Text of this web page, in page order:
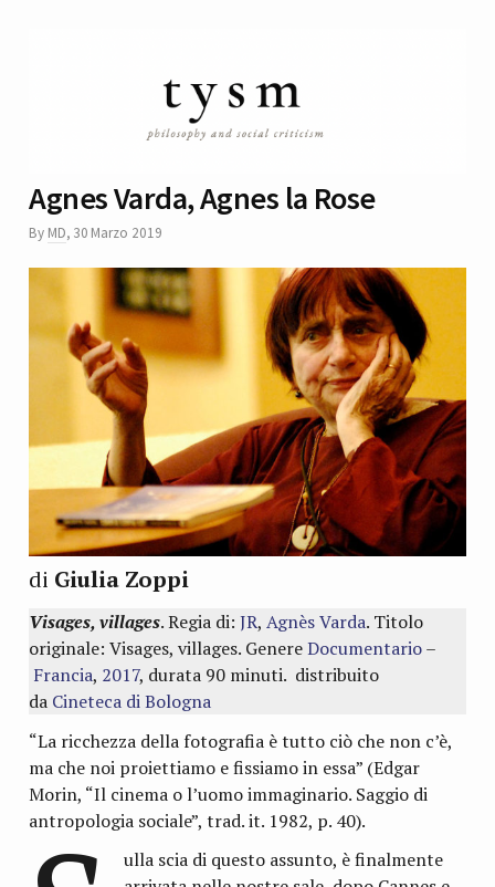
Agnes Varda, Agnes la Rose
By MD, 30 Marzo 2019
di Giulia Zoppi
Visages, villages. Regia di:JR,Agnès Varda. Titolo
originale: Visages, villages. GenereDocumentario–
Francia, 2017, durata 90 minuti. distribuito
da Cineteca di Bologna
“La ricchezza della fotografia è tutto ciò che non c’è,
ma che noi proiettiamo e fissiamo in essa” (Edgar
Morin, “Il cinema o l’uomo immaginario. Saggio di
antropologia sociale”, trad. it. 1982, p. 40).
ulla scia di questo assunto, è finalmente